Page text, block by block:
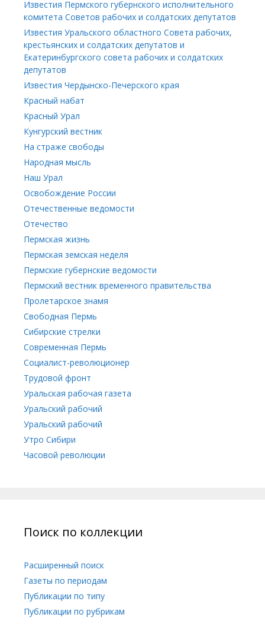
Известия Пермского губернского исполнительного
комитета Советов рабочих и солдатских депутатов
Известия Уральского областного Совета рабочих,
крестьянских и солдатских депутатов и
Екатеринбургского совета рабочих и солдатских
депутатов
Известия Чердынско-Печерского края
Красный набат
Красный Урал
Кунгурский вестник
На страже свободы
Народная мысль
Наш Урал
Освобождение России
Отечественные ведомости
Отечество
Пермская жизнь
Пермская земская неделя
Пермские губернские ведомости
Пермский вестник временного правительства
Пролетарское знамя
Свободная Пермь
Сибирские стрелки
Современная Пермь
Социалист-революционер
Трудовой фронт
Уральская рабочая газета
Уральский рабочий
Уральский рабочий
Утро Сибири
Часовой революции
Поиск по коллекции
Расширенный поиск
Газеты по периодам
Публикации по типу
Публикации по рубрикам